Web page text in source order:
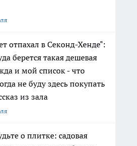
отпахал в Секонд-Хенде":
берется такая дешевая
и мой список - что
не буду здесь покупать
из зала
о плитке: садовая